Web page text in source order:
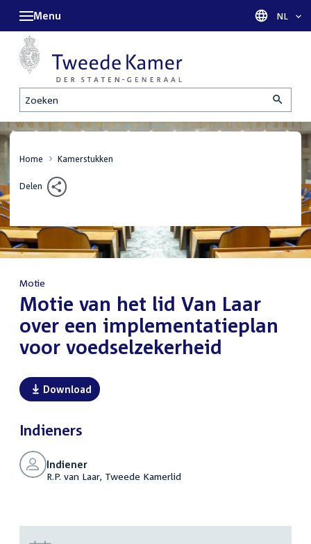
Zoeken
Menu Taal
NL
Home Kamerstukken
Delen
Motie
:Motie van het lid Van Laar
over een implementatieplan
voor voedselzekerheid
Download
Indieners
Indiener
R.P. van Laar, Tweede Kamerlid